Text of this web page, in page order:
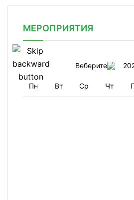
МЕРОПРИЯТИЯ
Веберите
Пн Вт Ср Чт